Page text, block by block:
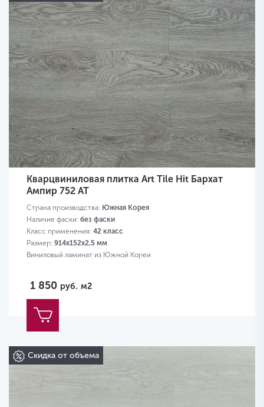
Кварцвиниловая плитка Art Tile Hit Бархат
Ампир 752 AT
Страна производства: Южная Корея
Наличие фаски: без фаски
Класс применения: 42 класс
Размер: 914х152х2,5 мм
Виниловый ламинат из Южной Кореи
1 850 руб. м2
Скидка от объема